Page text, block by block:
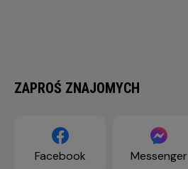
ZAPROŚ ZNAJOMYCH
Facebook Messenger